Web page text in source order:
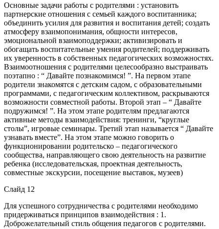
Основные задачи работы с родителями : установить
партнерские отношения с семьей каждого воспитанника;
объединить усилия для развития и воспитания детей; создать
атмосферу взаимопонимания, общности интересов,
эмоциональной взаимоподдержки; активизировать и
обогащать воспитательные умения родителей; поддерживать
их уверенность в собственных педагогических возможностях.
Взаимоотношения с родителями целесообразно выстраивать
поэтапно : “ Давайте познакомимся! ”. На первом этапе
родители знакомятся с детским садом, с образовательными
программами, с педагогическим коллективом, раскрываются
возможности совместной работы. Второй этап – “ Давайте
подружимся! ”. На этом этапе родителям предлагаются
активные методы взаимодействия: тренинги, “круглые
столы”, игровые семинары. Третий этап называется “ Давайте
узнавать вместе”. На этом этапе можно говорить о
функционировании родительско – педагогического
сообщества, направляющего свою деятельность на развитие
ребенка (исследовательская, проектная деятельность,
совместные экскурсии, посещение выставок, музеев)
Слайд 12
Для успешного сотрудничества с родителями необходимо
придерживаться принципов взаимодействия : 1.
Доброжелательный стиль общения педагогов с родителями.